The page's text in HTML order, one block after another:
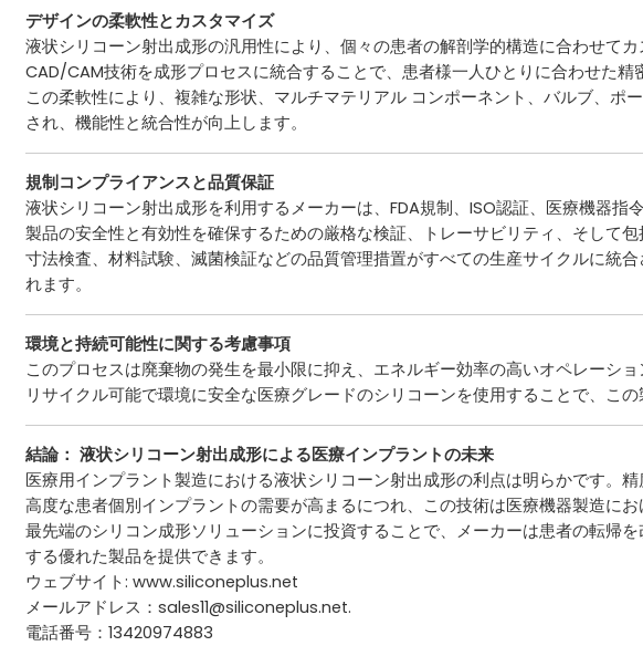
デザインの柔軟性とカスタマイズ
液状シリコーン射出成形の汎用性により、個々の患者の解剖学的構造に合わせて
CAD/CAM技術を成形プロセスに統合することで、患者様一人ひとりに合わせた精
この柔軟性により、複雑な形状、マルチマテリアル コンポーネント、バルブ、ポ
され、機能性と統合性が向上します。
規制コンプライアンスと品質保証
液状シリコーン射出成形を利用するメーカーは、FDA規制、ISO認証、医療機器指
製品の安全性と有効性を確保するための厳格な検証、トレーサビリティ、そして包
寸法検査、材料試験、滅菌検証などの品質管理措置がすべての生産サイクルに統
れます。
環境と持続可能性に関する考慮事項
このプロセスは廃棄物の発生を最小限に抑え、エネルギー効率の高いオペレーシ
リサイクル可能で環境に安全な医療グレードのシリコーンを使用することで、こ
結論：液状シリコーン射出成形による医療インプラントの未来
医療用インプラント製造における液状シリコーン射出成形の利点は明らかです。
高度な患者個別インプラントの需要が高まるにつれ、この技術は医療機器製造にお
最先端のシリコン成形ソリューションに投資することで、メーカーは患者の転帰
する優れた製品を提供できます。
ウェブサイト:www.siliconeplus.net
メールアドレス：sales11@siliconeplus.net.
電話番号：13420974883